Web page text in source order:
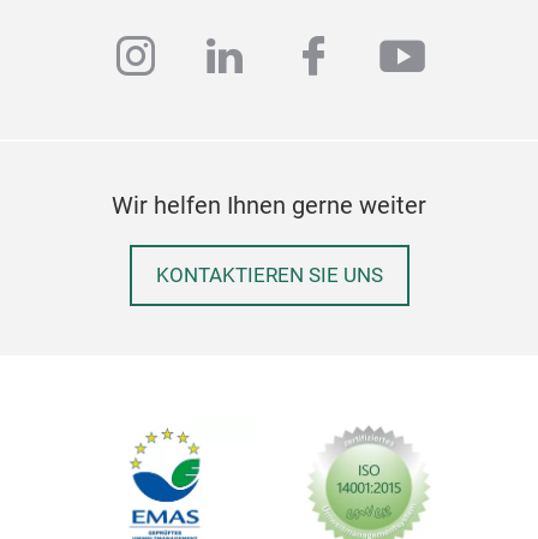
instagram
linkedinfacebook
Wir helfen Ihnen gerne weiter
KONTAKTIEREN SIE UNS